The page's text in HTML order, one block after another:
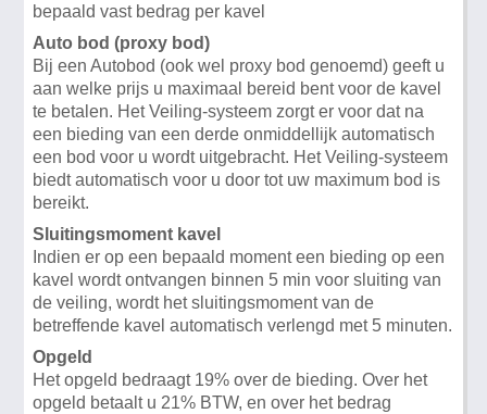
bepaald vast bedrag per kavel
Auto bod (proxy bod)
Bij een Autobod (ook wel proxy bod genoemd) geeft u
aan welke prijs u maximaal bereid bent voor de kavel
te betalen. Het Veiling-systeem zorgt er voor dat na
een bieding van een derde onmiddellijk automatisch
een bod voor u wordt uitgebracht. Het Veiling-systeem
biedt automatisch voor u door tot uw maximum bod is
bereikt.
Sluitingsmoment kavel
Indien er op een bepaald moment een bieding op een
kavel wordt ontvangen binnen 5 min voor sluiting van
de veiling, wordt het sluitingsmoment van de
betreffende kavel automatisch verlengd met 5 minuten.
Opgeld
Het opgeld bedraagt 19% over de bieding. Over het
opgeld betaalt u 21% BTW, en over het bedrag